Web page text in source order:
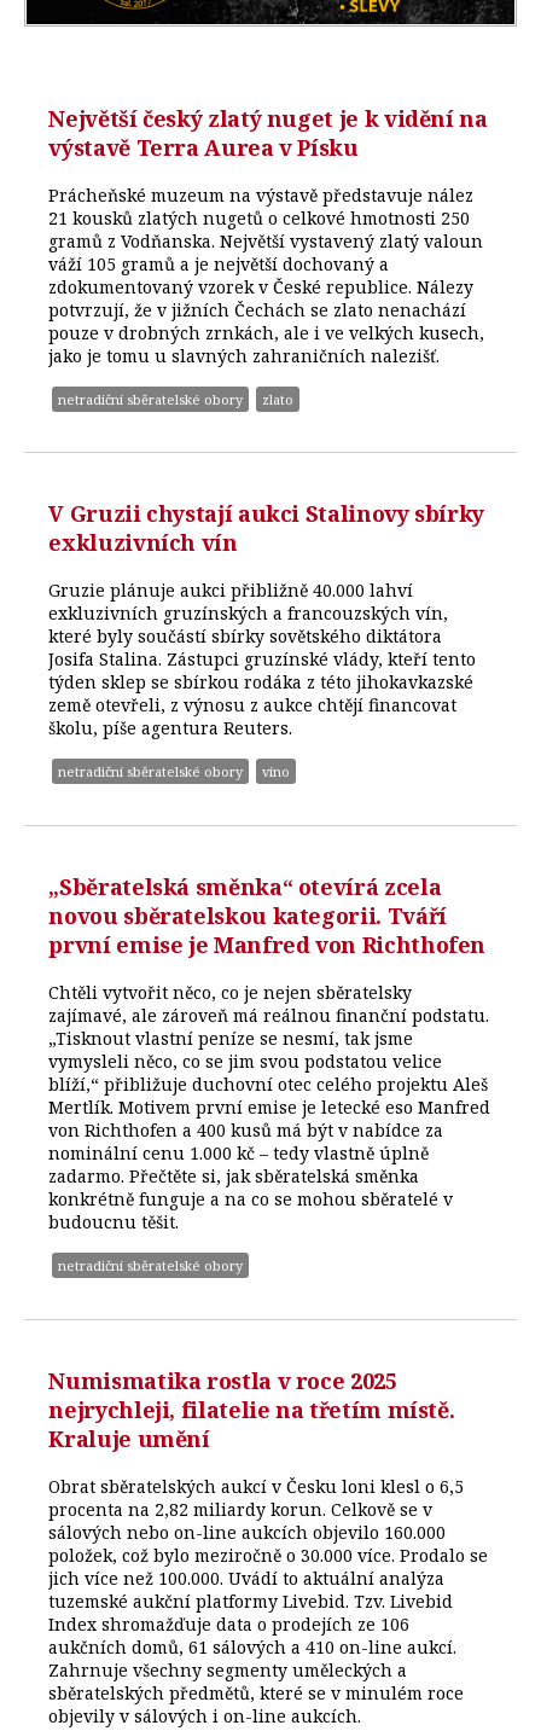
Největší český zlatý nuget je k vidění na
výstavě Terra Aurea v Písku
Prácheňské muzeum na výstavě představuje nález
21 kousků zlatých nugetů o celkové hmotnosti 250
gramů z Vodňanska. Největší vystavený zlatý valoun
váží 105 gramů a je největší dochovaný a
zdokumentovaný vzorek v České republice. Nálezy
potvrzují, že v jižních Čechách se zlato nenachází
pouze v drobných zrnkách, ale i ve velkých kusech,
jako je tomu u slavných zahraničních nalezišť.
netradiční sběratelské obory zlato
V Gruzii chystají aukci Stalinovy sbírky
exkluzivních vín
Gruzie plánuje aukci přibližně 40.000 lahví
exkluzivních gruzínských a francouzských vín,
které byly součástí sbírky sovětského diktátora
Josifa Stalina. Zástupci gruzínské vlády, kteří tento
týden sklep se sbírkou rodáka z této jihokavkazské
země otevřeli, z výnosu z aukce chtějí financovat
školu, píše agentura Reuters.
netradiční sběratelské obory víno
„Sběratelská směnka“ otevírá zcela
novou sběratelskou kategorii. Tváří
první emise je Manfred von Richthofen
Chtěli vytvořit něco, co je nejen sběratelsky
zajímavé, ale zároveň má reálnou finanční podstatu.
„Tisknout vlastní peníze se nesmí, tak jsme
vymysleli něco, co se jim svou podstatou velice
blíží,“ přibližuje duchovní otec celého projektu Aleš
Mertlík. Motivem první emise je letecké eso Manfred
von Richthofen a 400 kusů má být v nabídce za
nominální cenu 1.000 kč – tedy vlastně úplně
zadarmo. Přečtěte si, jak sběratelská směnka
konkrétně funguje a na co se mohou sběratelé v
budoucnu těšit.
netradiční sběratelské obory
Numismatika rostla v roce 2025
nejrychleji, filatelie na třetím místě.
Kraluje umění
Obrat sběratelských aukcí v Česku loni klesl o 6,5
procenta na 2,82 miliardy korun. Celkově se v
sálových nebo on-line aukcích objevilo 160.000
položek, což bylo meziročně o 30.000 více. Prodalo se
jich více než 100.000. Uvádí to aktuální analýza
tuzemské aukční platformy Livebid. Tzv. Livebid
Index shromažďuje data o prodejích ze 106
aukčních domů, 61 sálových a 410 on-line aukcí.
Zahrnuje všechny segmenty uměleckých a
sběratelských předmětů, které se v minulém roce
objevily v sálových i on-line aukcích.